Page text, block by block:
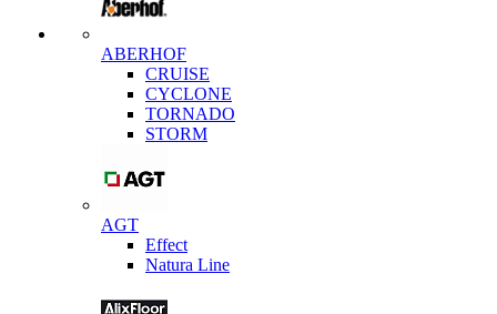
ABERHOF
CRUISE
CYCLONE
TORNADO
STORM
AGT
Effect
Natura Line